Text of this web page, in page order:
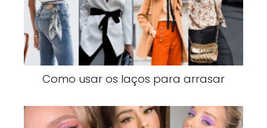
Como usar os laços para arrasar